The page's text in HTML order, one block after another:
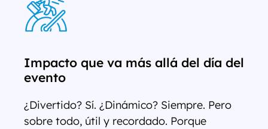
Impacto que va más allá del día del
evento
¿Divertido? Sí. ¿Dinámico? Siempre. Pero
sobre todo, útil y recordado. Porque